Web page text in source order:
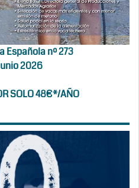
Española nº 273
2026
SOLO 48€*/AÑO